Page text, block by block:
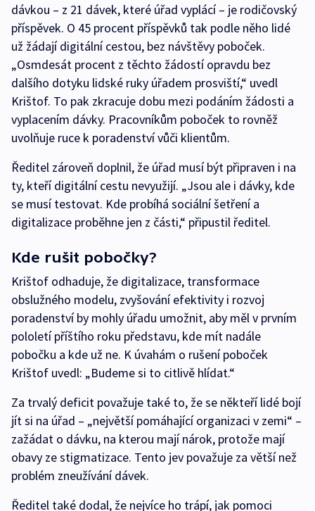
dávkou – z 21 dávek, které úřad vyplácí – je rodičovský
příspěvek. O 45 procent příspěvků tak podle něho lidé
už žádají digitální cestou, bez návštěvy poboček.
„Osmdesát procent z těchto žádostí opravdu bez
dalšího dotyku lidské ruky úřadem prosviští,“ uvedl
Krištof. To pak zkracuje dobu mezi podáním žádosti a
vyplacením dávky. Pracovníkům poboček to rovněž
uvolňuje ruce k poradenství vůči klientům.
Ředitel zároveň doplnil, že úřad musí být připraven i na
ty, kteří digitální cestu nevyužijí. „Jsou ale i dávky, kde
se musí testovat. Kde probíhá sociální šetření a
digitalizace proběhne jen z části,“ připustil ředitel.
Kde rušit pobočky?
Krištof odhaduje, že digitalizace, transformace
obslužného modelu, zvyšování efektivity i rozvoj
poradenství by mohly úřadu umožnit, aby měl v prvním
pololetí příštího roku představu, kde mít nadále
pobočku a kde už ne. K úvahám o rušení poboček
Krištof uvedl: „Budeme si to citlivě hlídat.“
Za trvalý deficit považuje také to, že se někteří lidé bojí
jít si na úřad – „největší pomáhající organizaci v zemi“ –
zažádat o dávku, na kterou mají nárok, protože mají
obavy ze stigmatizace. Tento jev považuje za větší než
problém zneužívání dávek.
Ředitel také dodal, že nejvíce ho trápí, jak pomoci